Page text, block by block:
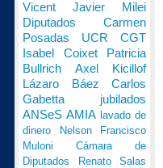
Vicent Javier Milei
Diputados Carmen
Posadas UCR CGT
Isabel Coixet Patricia
Bullrich Axel Kicillof
Lázaro Báez Carlos
Gabetta jubilados
ANSeSAMIA lavado de
dinero
Nelson Francisco
Muloni Cámara de
Diputados
Renato Salas